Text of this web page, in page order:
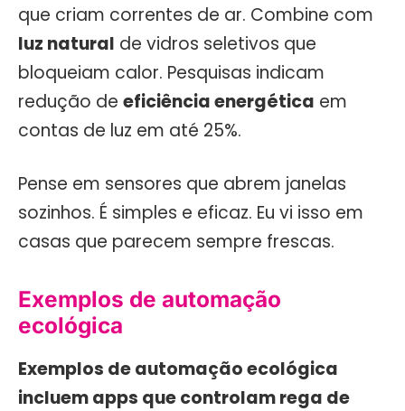
que criam correntes de ar. Combine com
luz natural de vidros seletivos que
bloqueiam calor. Pesquisas indicam
redução de eficiência energética em
contas de luz em até 25%.
Pense em sensores que abrem janelas
sozinhos. É simples e eficaz. Eu vi isso em
casas que parecem sempre frescas.
Exemplos de automação
ecológica
Exemplos de automação ecológica
incluem apps que controlam rega de